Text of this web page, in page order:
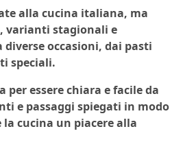
alla cucina italiana, ma
varianti stagionali e
occasioni, dai pasti
speciali.
per essere chiara e facile da
e passaggi spiegati in modo
la cucina un piacere alla